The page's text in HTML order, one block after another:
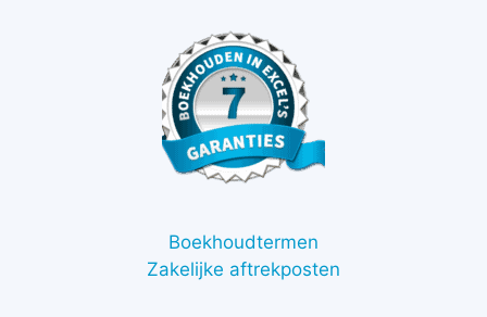
Boekhoudtermen
Zakelijke aftrekposten